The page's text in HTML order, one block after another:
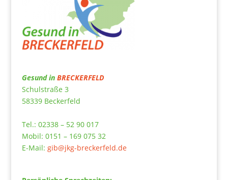
Gesund in BRECKERFELD
Schulstraße 3
58339 Beckerfeld
Tel.: 02338 – 52 90 017
Mobil: 0151 – 169 075 32
E-Mail: gib@jkg-breckerfeld.de